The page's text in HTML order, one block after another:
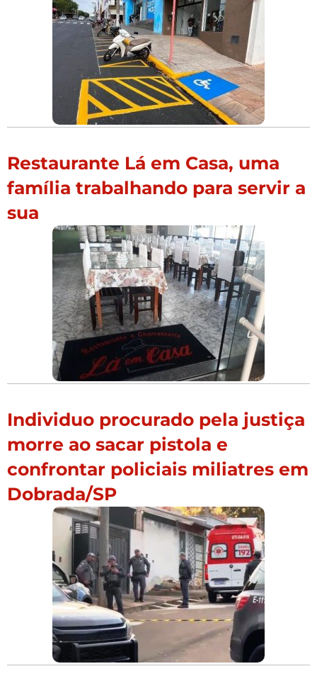
Restaurante Lá em Casa, uma
família trabalhando para servir a
sua
Individuo procurado pela justiça
morre ao sacar pistola e
confrontar policiais miliatres em
Dobrada/SP